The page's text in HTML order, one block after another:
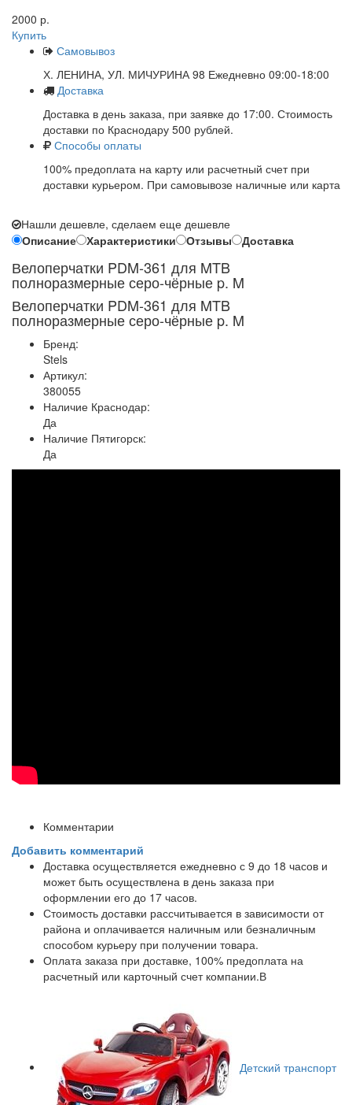
2000 р.
Купить
Самовывоз
Х. ЛЕНИНА, УЛ. МИЧУРИНА 98 Ежедневно 09:00-18:00
Доставка
Доставка в день заказа, при заявке до 17:00. Стоимость
доставки по Краснодару 500 рублей.
Способы оплаты
100% предоплата на карту или расчетный счет при
доставки курьером. При самовывозе наличные или карта
Нашли дешевле, сделаем еще дешевле
Описание
Характеристики Отзывы Доставка
Велоперчатки PDM-361 для MTB
полноразмерные серо-чёрные p. M
Велоперчатки PDM-361 для MTB
полноразмерные серо-чёрные p. M
Бренд:
Stels
Артикул:
380055
Наличие Краснодар:
Да
Наличие Пятигорск:
Да
Комментарии
Добавить комментарий
Доставка осуществляется ежедневно с 9 до 18 часов и
может быть осуществлена в день заказа при
оформлении его до 17 часов.
Стоимость доставки рассчитывается в зависимости от
района и оплачивается наличным или безналичным
способом курьеру при получении товара.
Оплата заказа при доставке, 100% предоплата на
расчетный или карточный счет компании.В
Детский транспорт